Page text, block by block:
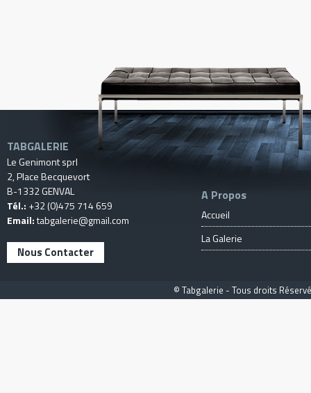
TABGALERIE
Le Genimont sprl
2, Place Becquevort
B-1332 GENVAL
Tél.: +32 (0)475 714 659
Email:tabgalerie@gmail.com
Nous Contacter
A Propos
Accueil
La Galerie
© Tabgalerie - Tous droits